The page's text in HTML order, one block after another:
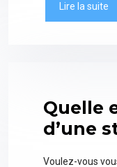
Lire la suite
Quelle
d’une
Voulez-vous